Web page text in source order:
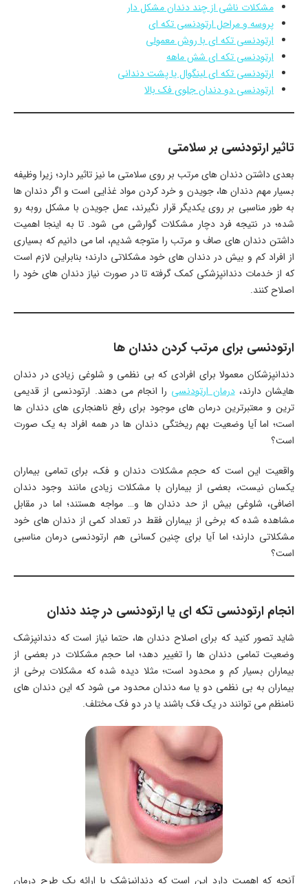
مشکلات ناشی از چند دندان مشکل دار
پروسه و مراحل ارتودنسی تکه ای
ارتودنسی تکه ای با روش معمولی
ارتودنسی تکه ای شش ماهه
ارتودنسی تکه ای لینگوال یا پشت دندانی
ارتودنسی دو دندان جلوی فک بالا
تاثیر ارتودنسی بر سلامتی
بعدی داشتن دندان های مرتب بر روی سلامتی ما نیز تاثیر دارد؛ زیرا وظیفه
بسیار مهم دندان ها، جویدن و خرد کردن مواد غذایی است و اگر دندان ها
به طور مناسبی بر روی یکدیگر قرار نگیرند، عمل جویدن با مشکل روبه رو
شده؛ در نتیجه فرد دچار مشکلات گوارشی می شود. تا به اینجا اهمیت
داشتن دندان های صاف و مرتب را متوجه شدیم، اما می دانیم که بسیاری
از افراد کم و بیش در دندان های خود مشکلاتی دارند؛ بنابراین لازم است
که از خدمات دندانپزشکی کمک گرفته تا در صورت نیاز دندان های خود را
اصلاح کنند.
ارتودنسی برای مرتب کردن دندان ها
دندانپزشکان معمولا برای افرادی که بی نظمی و شلوغی زیادی در دندان
هایشان دارند،درمان ارتودنسی را انجام می دهند. ارتودنسی از قدیمی
ترین و معتبرترین درمان های موجود برای رفع ناهنجاری های دندان ها
است؛ اما آیا وضعیت بهم ریختگی دندان ها در همه افراد به یک صورت
است؟
واقعیت این است که حجم مشکلات دندان و فک، برای تمامی بیماران
یکسان نیست، بعضی از بیماران با مشکلات زیادی مانند وجود دندان
اضافی، شلوغی بیش از حد دندان ها و… مواجه هستند؛ اما در مقابل
مشاهده شده که برخی از بیماران فقط در تعداد کمی از دندان های خود
مشکلاتی دارند؛ اما آیا برای چنین کسانی هم ارتودنسی درمان مناسبی
است؟
انجام ارتودنسی تکه ای یا ارتودنسی در چند دندان
شاید تصور کنید که برای اصلاح دندان ها، حتما نیاز است که دندانپزشک
وضعیت تمامی دندان ها را تغییر دهد؛ اما حجم مشکلات در بعضی از
بیماران بسیار کم و محدود است؛ مثلا دیده شده که مشکلات برخی از
بیماران به بی نظمی دو یا سه دندان محدود می شود که این دندان های
نامنظم می توانند در یک فک باشند یا در دو فک مختلف.
آنچه که اهمیت دارد این است که دندانپزشک با ارائه یک طرح درمان